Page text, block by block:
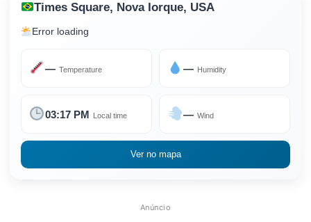
Times Square, Nova Iorque, USA
Error loading
— Temperature — Humidity
03:17 PM Local time — Wind
Ver no mapa
Anúncio